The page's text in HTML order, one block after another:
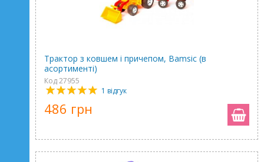
Трактор з ковшем і причепом, Bamsic (в
асортименті)
Код 27955
1 відгук
486 грн